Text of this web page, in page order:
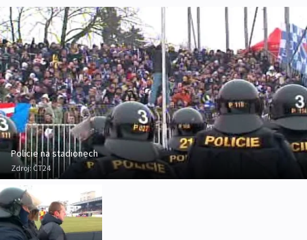
Policie na stadionech
Zdroj: ČT24